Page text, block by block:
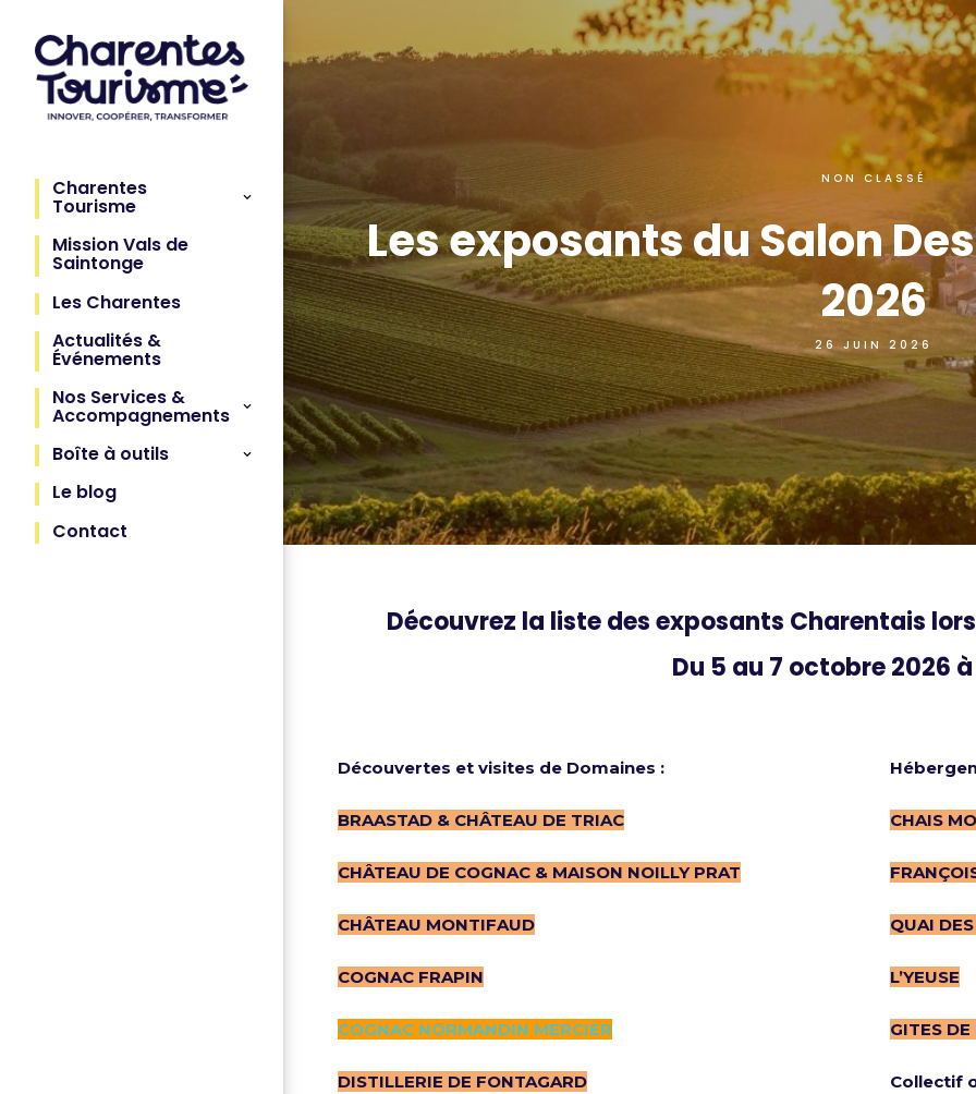
Charentes
Tourisme
Mission Vals de
Saintonge
Les Charentes
Actualités &
Événements
Nos Services &
Accompagnements
Boîte à outils
Le blog
Contact
NON CLASSÉ
Les exposants du Salon
2026
26 JUIN 2026
Découvrez la liste des exposants Charentais
Du 5 au 7 octobre 2026
Découvertes et visites de Domaines :
BRAASTAD & CHÂTEAU DE TRIAC
CHÂTEAU DE COGNAC & MAISON NOILLY PRAT
CHÂTEAU MONTIFAUD
COGNAC FRAPIN
COGNAC NORMANDIN MERCIER
DISTILLERIE DE FONTAGARD
CHAIS
QUAI
L’YEUSE
GITES DE
Collectif